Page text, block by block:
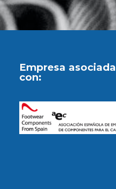
Empresa asociada
con: